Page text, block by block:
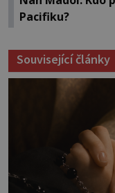
Pacifiku?
Související články